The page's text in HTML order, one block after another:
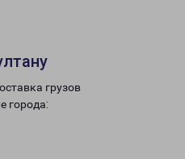
грузов
города: